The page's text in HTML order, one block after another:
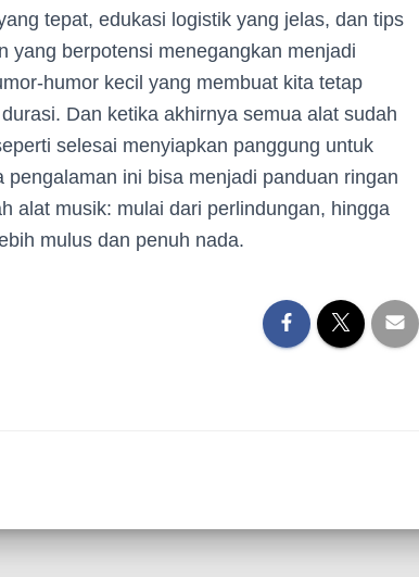
tepat, edukasi logistik yang jelas, dan tips
yang berpotensi menegangkan menjadi
humor kecil yang membuat kita tetap
Dan ketika akhirnya semua alat sudah
selesai menyiapkan panggung untuk
ini bisa menjadi panduan ringan
alat musik: mulai dari perlindungan, hingga
mulus dan penuh nada.